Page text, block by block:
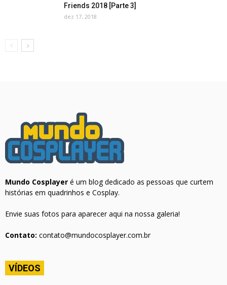
Friends 2018 [Parte 3]
dez 17, 2018
Mundo Cosplayer é um blog dedicado as pessoas que curtem
histórias em quadrinhos e Cosplay.
Envie suas fotos para aparecer aqui na nossa galeria!
Contato: contato@mundocosplayer.com.br
VÍDEOS